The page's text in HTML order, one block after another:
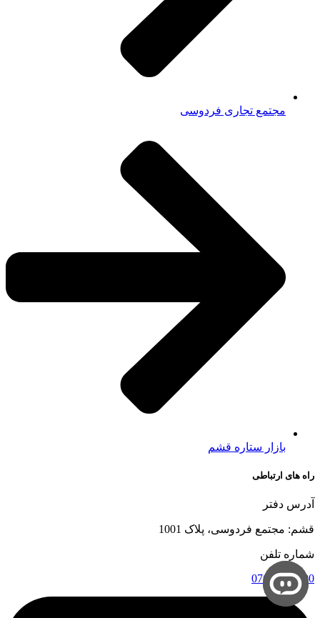
مجتمع تجاری فردوسی
بازار ستاره قشم
راه های ارتباطی
آدرس دفتر
قشم: مجتمع فردوسی، پلاک 1001
شماره تلفن
07635247400